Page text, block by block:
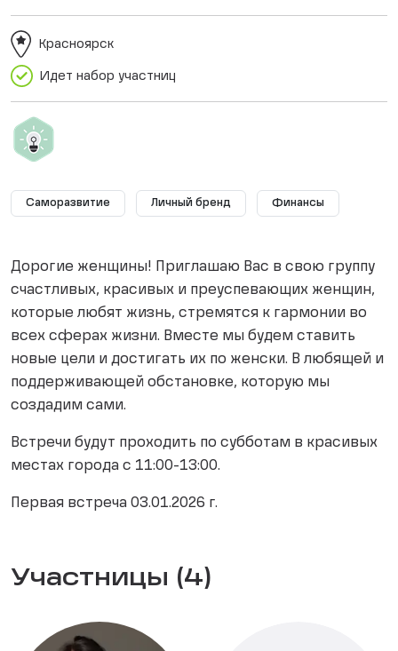
Идет набор участниц
Красноярск
Саморазвитие Личный бренд Финансы
Дорогие женщины! Приглашаю Вас в свою группу
счастливых, красивых и преуспевающих женщин,
которые любят жизнь, стремятся к гармонии во
всех сферах жизни. Вместе мы будем ставить
новые цели и достигать их по женски. В любящей и
поддерживающей обстановке, которую мы
создадим сами.
Встречи будут проходить по субботам в красивых
местах города с 11:00-13:00.
Первая встреча 03.01.2026 г.
Участницы (4)